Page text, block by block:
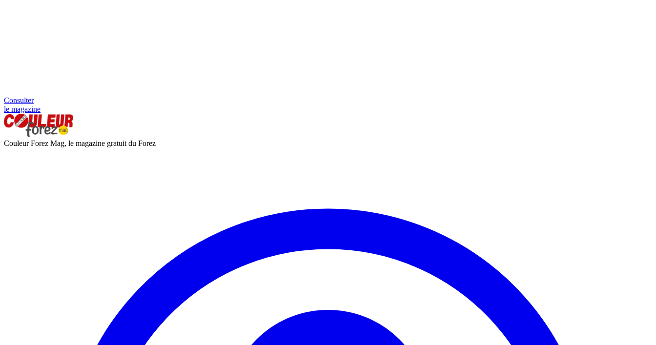
Consulter
le magazine
Couleur Forez Mag, le magazine gratuit du Forez